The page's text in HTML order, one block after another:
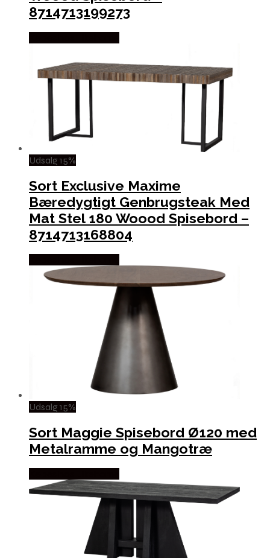
8714713199273
Udsalg 15%
Sort Exclusive Maxime
Bæredygtigt Genbrugsteak Med
Mat Stel 180 Woood Spisebord –
8714713168804
Udsalg 15%
Sort Maggie Spisebord Ø120 med
Metalramme og Mangotræ